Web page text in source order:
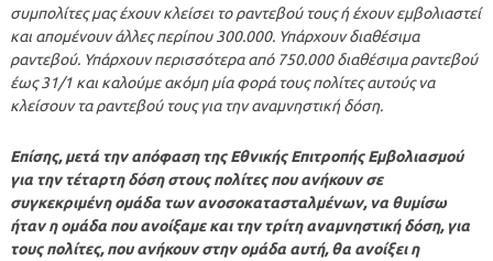
συμπολίτες μας έχουν κλείσει το ραντεβού τους ή έχουν εμβολιαστεί
και απομένουν άλλες περίπου 300.000. Υπάρχουν διαθέσιμα
ραντεβού. Υπάρχουν περισσότερα από 750.000 διαθέσιμα ραντεβού
έως 31/1 και καλούμε ακόμη μία φορά τους πολίτες αυτούς να
κλείσουν τα ραντεβού τους για την αναμνηστική δόση.
Επίσης, μετά την απόφαση της Εθνικής Επιτροπής Εμβολιασμού
για την τέταρτη δόση στους πολίτες που ανήκουν σε
συγκεκριμένη ομάδα των ανοσοκατασταλμένων, να θυμίσω
ήταν η ομάδα που ανοίξαμε και την τρίτη αναμνηστική δόση, για
τους πολίτες, που ανήκουν στην ομάδα αυτή, θα ανοίξει η